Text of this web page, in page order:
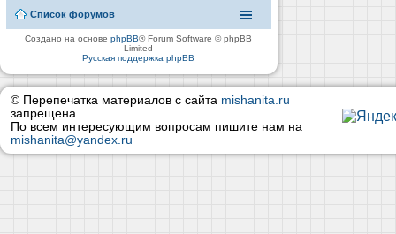
Список форумов
Создано на основеphpBB® Forum Software © phpBB
Limited
Русская поддержка phpBB
© Перепечатка материалов с сайта mishanita.ru
запрещена
По всем интересующим вопросам пишите нам на
mishanita@yandex.ru